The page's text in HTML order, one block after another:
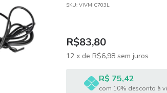
SKU: VIVMIC703L
R$83,80
12 x de R$6,98 sem juros
R$ 75,42
com 10% desconto à